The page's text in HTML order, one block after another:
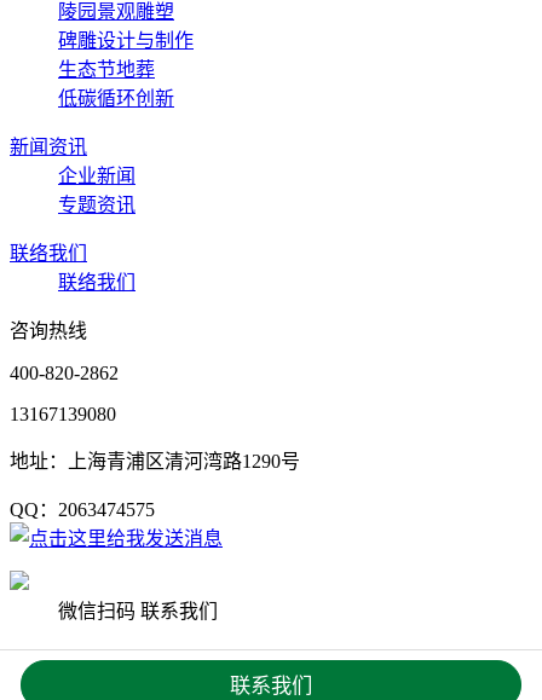
陵园景观雕塑
碑雕设计与制作
生态节地葬
低碳循环创新
新闻资讯
企业新闻
专题资讯
联络我们
联络我们
咨询热线
400-820-2862
13167139080
地址：上海青浦区清河湾路1290号
QQ：2063474575
微信扫码 联系我们
Copyright © 2020 上海杨艺园林集团有限公司 版权所有沪ICP
备19033542号
联系我们